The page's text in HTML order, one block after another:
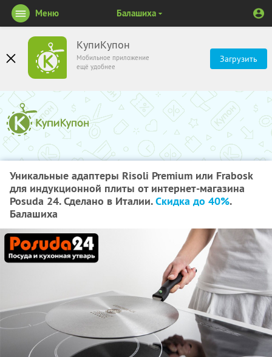
КупиКупон
Мобильное приложение
ещё удобнее
Загрузить
Меню Балашиха
Уникальные адаптеры Risoli Premium или Frabosk
для индукционной плиты от интернет-магазина
Posuda 24. Сделано в Италии.Скидка до 40%.
Балашиха